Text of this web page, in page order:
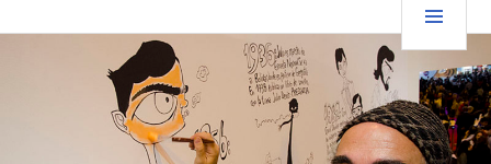
al VENDER+LIBROS NOTICIAS